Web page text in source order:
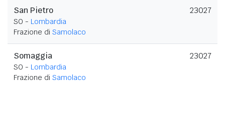
San Pietro
SO - Lombardia
Frazione di Samolaco
23027
Somaggia
SO - Lombardia
Frazione di Samolaco
23027